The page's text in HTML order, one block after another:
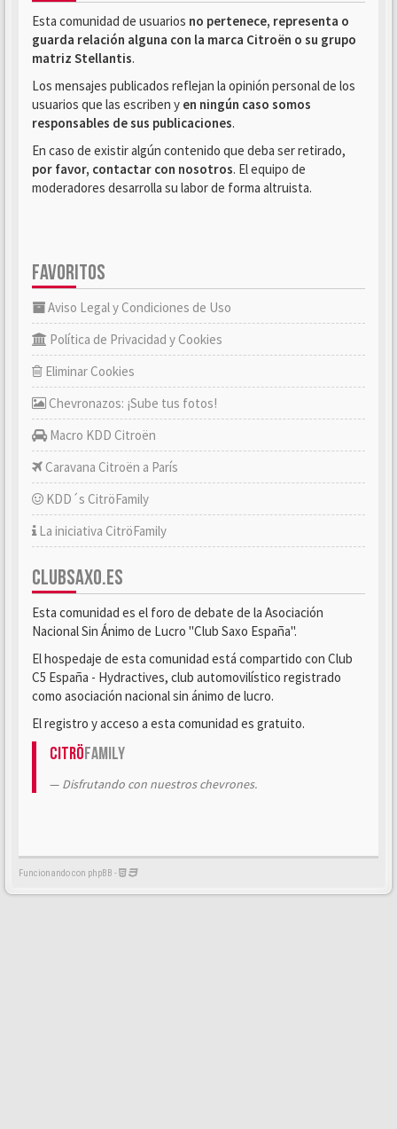
Esta comunidad de usuarios no pertenece, representa o
guarda relación alguna con la marca Citroën o su grupo
matriz Stellantis.
Los mensajes publicados reflejan la opinión personal de los
usuarios que las escriben y en ningún caso somos
responsables de sus publicaciones.
En caso de existir algún contenido que deba ser retirado,
por favor, contactar con nosotros. El equipo de
moderadores desarrolla su labor de forma altruista.
FAVORITOS
Aviso Legal y Condiciones de Uso
Política de Privacidad y Cookies
Eliminar Cookies
Chevronazos: ¡Sube tus fotos!
Macro KDD Citroën
Caravana Citroën a París
KDD´s CitröFamily
La iniciativa CitröFamily
CLUBSAXO.ES
Esta comunidad es el foro de debate de la Asociación
Nacional Sin Ánimo de Lucro "Club Saxo España".
El hospedaje de esta comunidad está compartido con Club
C5 España - Hydractives, club automovilístico registrado
como asociación nacional sin ánimo de lucro.
El registro y acceso a esta comunidad es gratuito.
CitröFamily
Disfrutando con nuestros chevrones.
Funcionando con phpBB -